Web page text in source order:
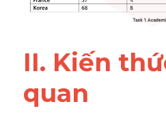
Đề thi thật Task 2
Listening
II. Kiến
quan